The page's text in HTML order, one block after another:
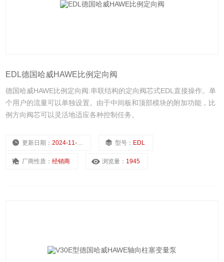
EDL德国哈威HAWE比例定向阀
德国哈威HAWE比例定向阀:串联结构的定向阀芯式EDL直接操作。单
个用户的流量可以单独设置。由于中间板和顶部模块的附加功能，比
例方向阀芯可以灵活地适应各种控制任务。
更新日期：2024-11-25 型号： EDL
厂商性质：经销商 浏览量： 1945